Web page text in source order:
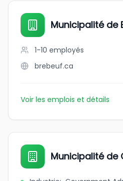
Municipalité de
1-10 employés
brebeuf.ca
Voir les emplois et détails
Municipalité de